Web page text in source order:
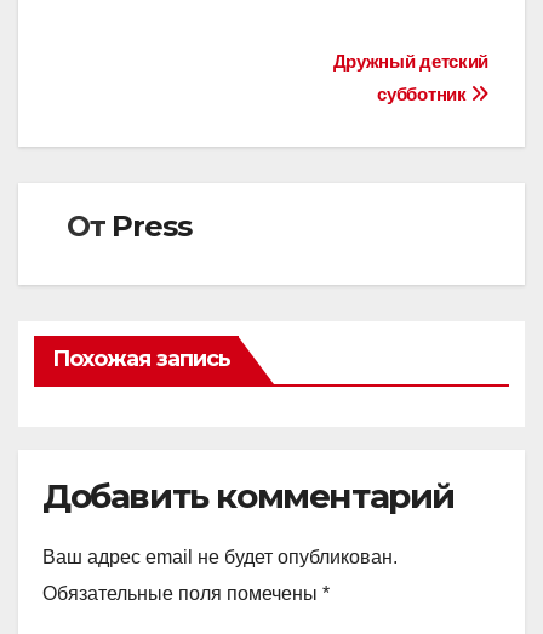
Дружный детский
субботник
От Press
Похожая запись
Добавить комментарий
Ваш адрес email не будет опубликован.
Обязательные поля помечены *